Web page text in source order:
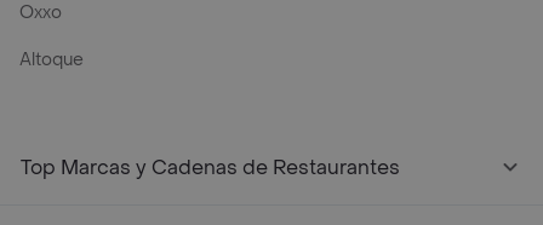
Oxxo
Altoque
Top Marcas y Cadenas de Restaurantes